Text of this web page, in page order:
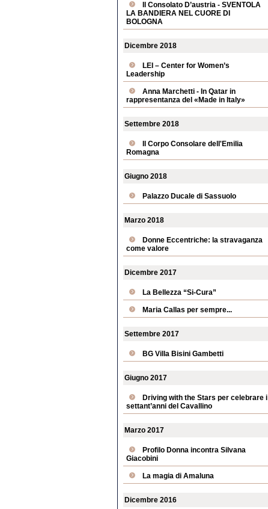
Il Consolato D’austria - SVENTOLA
LA BANDIERA NEL CUORE DI
BOLOGNA
Dicembre 2018
LEI – Center for Women’s
Leadership
Anna Marchetti - In Qatar in
rappresentanza del «Made in Italy»
Settembre 2018
Il Corpo Consolare dell'Emilia
Romagna
Giugno 2018
Palazzo Ducale di Sassuolo
Marzo 2018
Donne Eccentriche: la stravaganza
come valore
Dicembre 2017
La Bellezza “Si-Cura”
Maria Callas per sempre...
Settembre 2017
BG Villa Bisini Gambetti
Giugno 2017
Driving with the Stars per celebrare i
settant’anni del Cavallino
Marzo 2017
Profilo Donna incontra Silvana
Giacobini
La magia di Amaluna
Dicembre 2016